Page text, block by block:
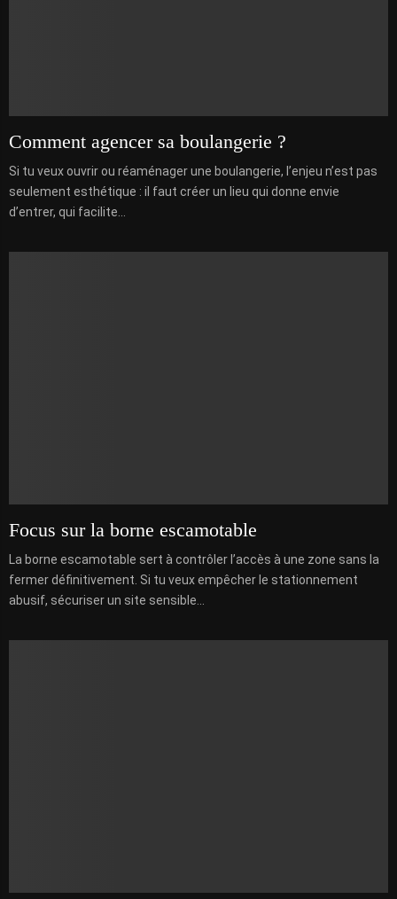
Comment agencer sa boulangerie ?
Si tu veux ouvrir ou réaménager une boulangerie, l’enjeu n’est pas
seulement esthétique : il faut créer un lieu qui donne envie
d’entrer, qui facilite...
Focus sur la borne escamotable
La borne escamotable sert à contrôler l’accès à une zone sans la
fermer définitivement. Si tu veux empêcher le stationnement
abusif, sécuriser un site sensible...